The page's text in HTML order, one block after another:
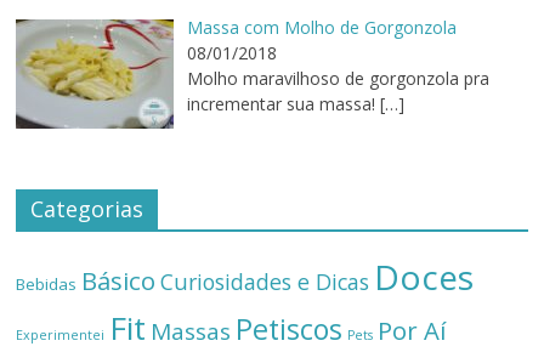
Massa com Molho de Gorgonzola
08/01/2018
Molho maravilhoso de gorgonzola pra
incrementar sua massa! […]
Categorias
Bebidas Básico Curiosidades e Dicas Doces
Experimentei Fit Massas Petiscos Pets Por Aí